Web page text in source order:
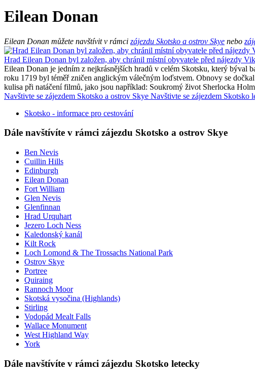
Eilean Donan
Eilean Donan můžete navštívit v rámci zájezdu Skotsko a ostrov Skye nebo
Hrad Eilean Donan byl založen, aby chránil místní obyvatele před nájezdy
Eilean Donan je jedním z nejkrásnějších hradů v celém Skotsku, který
roku 1719 byl téměř zničen anglickým válečným loďstvem. Obnovy se
kulisa při natáčení filmů, jako jsou například: Soukromý život Sherlocka
Navštivte se zájezdem Skotsko a ostrov Skye Navštivte se zájezdem Skotsko
Skotsko - informace pro cestování
Dále navštívíte v rámci zájezdu Skotsko a ostrov Skye
Ben Nevis
Cuillin Hills
Edinburgh
Eilean Donan
Fort William
Glen Nevis
Glenfinnan
Hrad Urquhart
Jezero Loch Ness
Kaledonský kanál
Kilt Rock
Loch Lomond & The Trossachs National Park
Ostrov Skye
Portree
Quiraing
Rannoch Moor
Skotská vysočina (Highlands)
Stirling
Vodopád Mealt Falls
Wallace Monument
West Highland Way
York
Dále navštívíte v rámci zájezdu Skotsko letecky